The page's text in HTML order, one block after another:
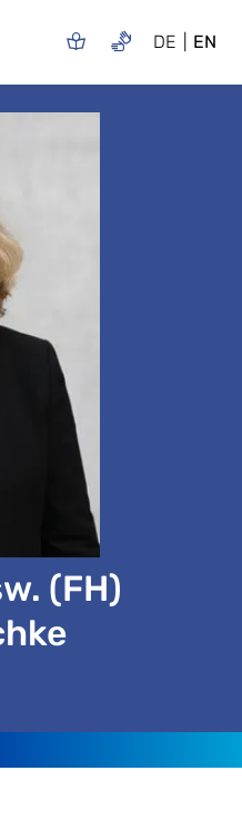
DE EN
(FH)